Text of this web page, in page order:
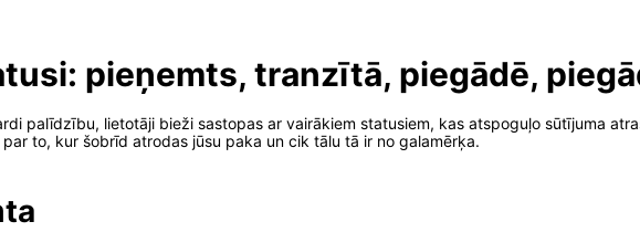
pieņemts, tranzītā, piegādē,
palīdzību, lietotāji bieži sastopas ar vairākiem statusiem, kas atspoguļo sūtījuma
to, kur šobrīd atrodas jūsu paka un cik tālu tā ir no galamērķa.